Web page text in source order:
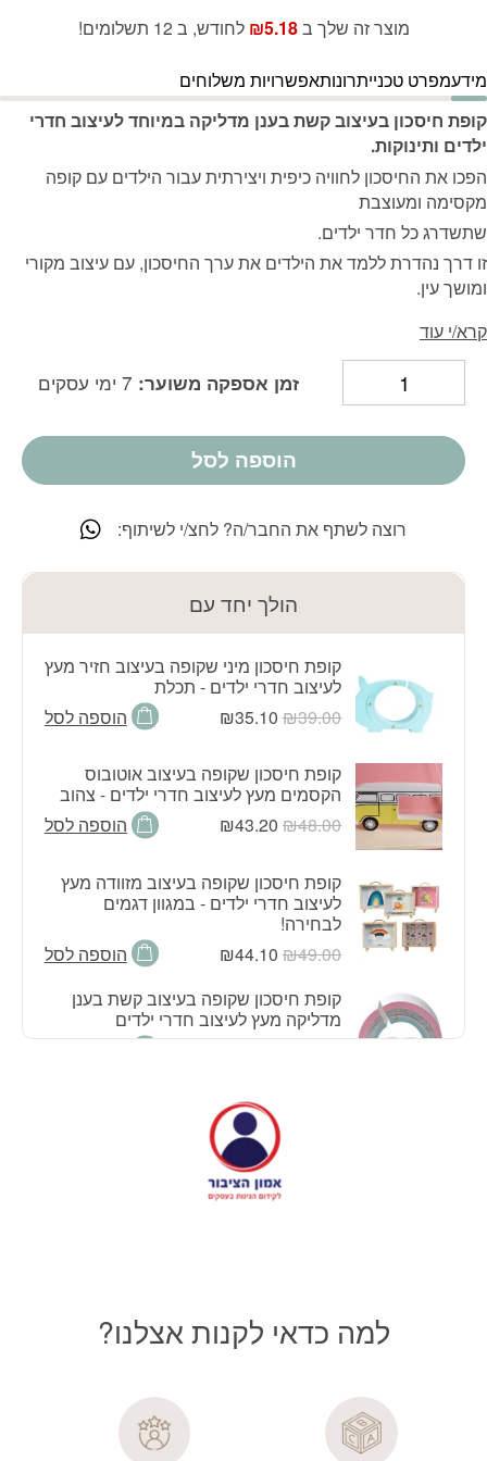
מוצר זה שלך ב ₪5.18 לחודש, ב 12 תשלומים!
מידעמפרט טכנייתרונותאפשרויות משלוחים
קופת חיסכון בעיצוב קשת בענן מדליקה במיוחד לעיצוב חדרי
ילדים ותינוקות.
הפכו את החיסכון לחוויה כיפית ויצירתית עבור הילדים עם קופה
מקסימה ומעוצבת
שתשדרג כל חדר ילדים.
זו דרך נהדרת ללמד את הילדים את ערך החיסכון, עם עיצוב מקורי
ומושך עין.
קרא/י עוד
זמן אספקה משוער: 7 ימי עסקים
הוספה לסל
הולך יחד עם
קופת חיסכון מיני שקופה בעיצוב חזיר מעץ
לעיצוב חדרי ילדים - תכלת
₪39.00
המחיר
היה:
₪39.00.
₪35.10 המחיר
הוא:
₪35.10.
הוספה לסל
קופת חיסכון שקופה בעיצוב אוטובוס
הקסמים מעץ לעיצוב חדרי ילדים - צהוב
₪48.00
המחיר
היה:
₪48.00.
₪43.20 המחיר
הוא:
₪43.20.
הוספה לסל
קופת חיסכון שקופה בעיצוב מזוודה מעץ
לעיצוב חדרי ילדים - במגוון דגמים
לבחירה!
₪49.00
המחיר
היה:
₪49.00.
₪44.10 המחיר
הוא:
₪44.10.
הוספה לסל
קופת חיסכון שקופה בעיצוב קשת בענן
מדליקה מעץ לעיצוב חדרי ילדים
המחיר
היה:
₪69.00.
המחיר
₪62.10.
רוצה לשתף את החבר/ה? לחצ/י לשיתוף:
למה כדאי לקנות אצלנו?